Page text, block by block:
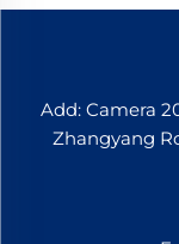
Add: Camera
Zhangyang